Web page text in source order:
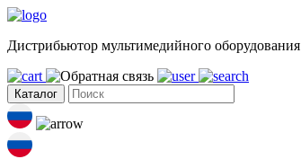
Дистрибьютор мультимедийного оборудования
Каталог